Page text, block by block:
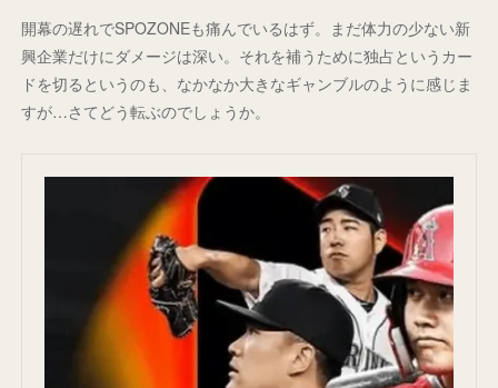
開幕の遅れでSPOZONEも痛んでいるはず。まだ体力の少ない新
興企業だけにダメージは深い。それを補うために独占というカー
ドを切るというのも、なかなか大きなギャンブルのように感じま
すが…さてどう転ぶのでしょうか。